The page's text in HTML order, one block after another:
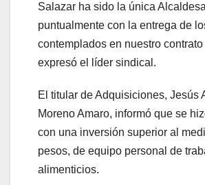
Salazar ha sido la única
puntualmente con la entrega de
contemplados en nuestro contrato
expresó el líder sindical.
El titular de Adquisiciones, Jesús
Moreno Amaro, informó que se
con una inversión superior al
pesos, de equipo personal de
alimenticios.